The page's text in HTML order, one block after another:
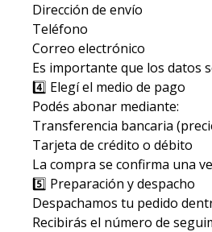
Dirección de envío
Teléfono
Correo electrónico
Es importante que los datos
4️⃣ Elegí el medio de pago
Podés abonar mediante:
Transferencia bancaria
Tarjeta de crédito o débito
La compra se confirma una
5️⃣ Preparación y despacho
Despachamos tu pedido
Recibirás el número de